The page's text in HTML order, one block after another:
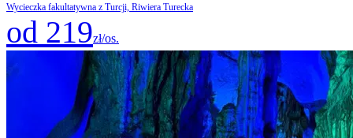
Wycieczka fakultatywna z Turcji, Riwiera Turecka
od 219zł/os.